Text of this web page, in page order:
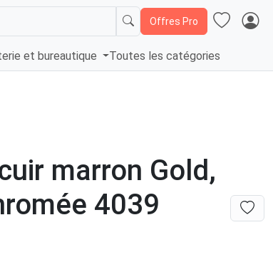
Offres Pro
et bureautique Toutes les catégories
marron Gold,
4039